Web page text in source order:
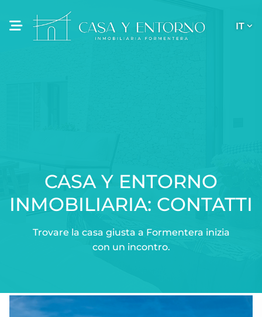
IT
CASA Y ENTORNO
INMOBILIARIA: CONTATTI
Trovare la casa giusta a Formentera inizia
con un incontro.